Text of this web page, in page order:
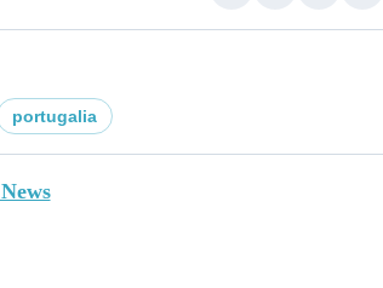
portugalia